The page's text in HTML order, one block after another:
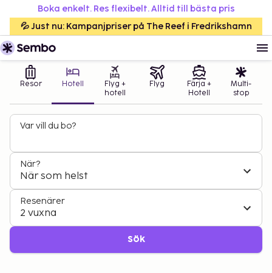
Boka enkelt. Res flexibelt. Alltid till bästa pris
💦 Just nu: Kampanjpriser på The Reef i Fredrikshamn
Resor Hotell
Flyg +
hotell
Flyg
Färja +
Hotell
Multi-
stop
Var vill du bo?
När?
När som helst
Resenärer
2 vuxna
Sök